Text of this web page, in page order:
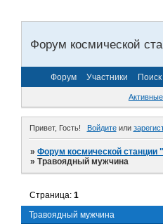
Форум космической
Форум Участники Поиск
Привет, Гость! Войдитеили
»Форум космической станции
»Травоядный мужчина
Травоядный мужчина
Страница:1